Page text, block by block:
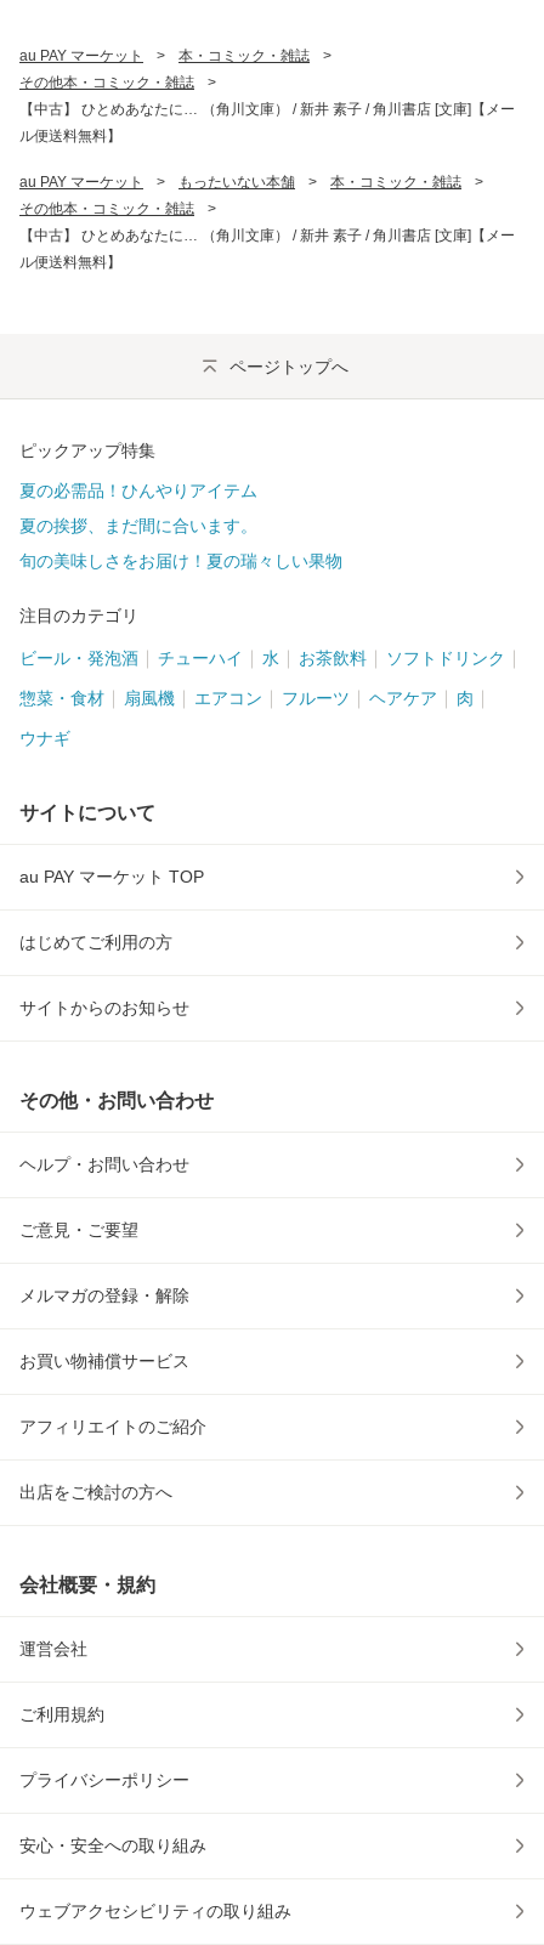
au PAY マーケット > 本・コミック・雑誌
>
その他本・コミック・雑誌
>
【中古】 ひとめあなたに… （角川文庫） / 新井 素子 / 角川書店 [文庫]【メー
ル便送料無料】
au PAY マーケット > もったいない本舗 > 本・コミック・雑誌
>
その他本・コミック・雑誌
>
【中古】 ひとめあなたに… （角川文庫） / 新井 素子 / 角川書店 [文庫]【メー
ル便送料無料】
ページトップへ
ピックアップ特集
夏の必需品！ひんやりアイテム
夏の挨拶、まだ間に合います。
旬の美味しさをお届け！夏の瑞々しい果物
注目のカテゴリ
ビール・発泡酒 チューハイ 水 お茶飲料 ソフトドリンク
惣菜・食材 扇風機 エアコン フルーツ ヘアケア 肉
ウナギ
サイトについて
au PAY マーケット TOP
はじめてご利用の方
サイトからのお知らせ
その他・お問い合わせ
ヘルプ・お問い合わせ
ご意見・ご要望
メルマガの登録・解除
お買い物補償サービス
アフィリエイトのご紹介
出店をご検討の方へ
会社概要・規約
運営会社
ご利用規約
プライバシーポリシー
安心・安全への取り組み
ウェブアクセシビリティの取り組み